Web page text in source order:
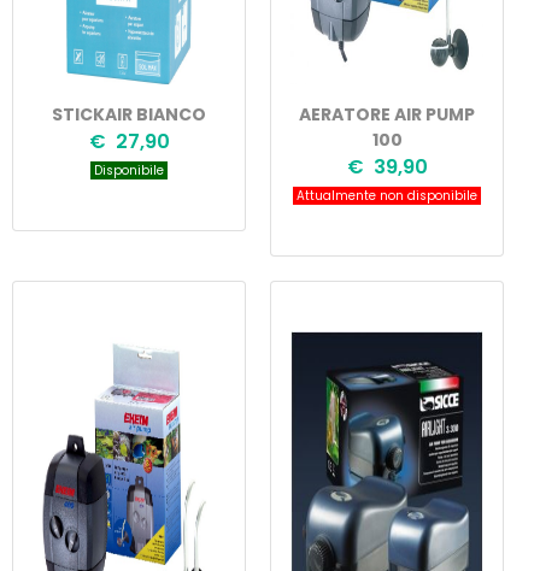
STICKAIR BIANCO
€ 27,90
Disponibile
AERATORE AIR PUMP
100
€ 39,90
Attualmente non disponibile